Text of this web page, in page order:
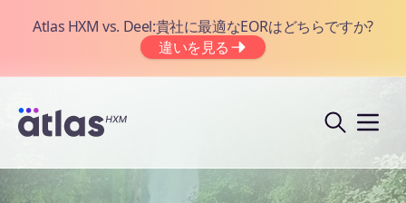
Atlas HXM vs. Deel:貴社に最適なEORはどちらですか?
違いを見る